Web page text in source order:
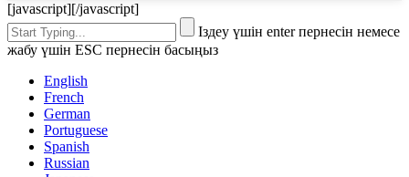
[javascript][/javascript]
Іздеу үшін enter пернесін немесе
жабу үшін ESC пернесін басыңыз
English
French
German
Portuguese
Spanish
Russian